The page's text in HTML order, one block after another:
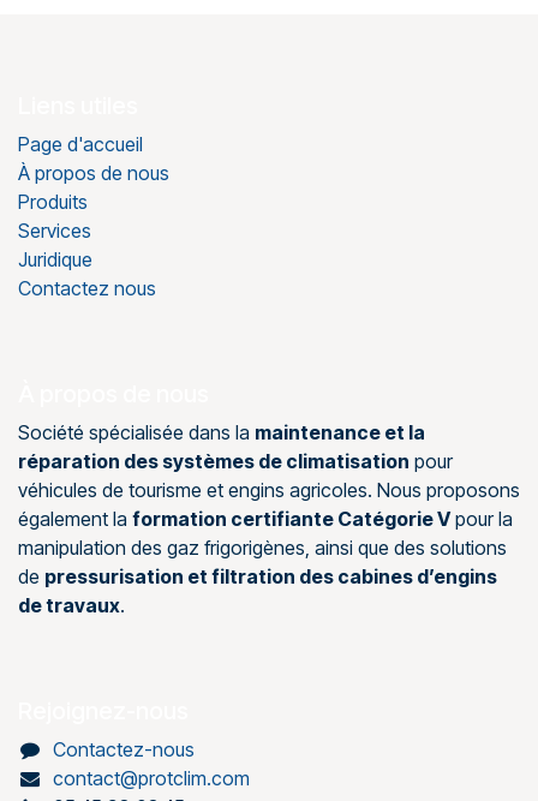
Page d'accueil
À propos de nous
Produits
Services
Juridique
Contactez nous
Société spécialisée dans la maintenance et la
réparation des systèmes de climatisation pour
véhicules de tourisme et engins agricoles. Nous proposons
également la formation certifiante Catégorie Vpour la
manipulation des gaz frigorigènes, ainsi que des solutions
de pressurisation et filtration des cabines d’engins
de travaux.
Contactez-nous
contact@protclim.com